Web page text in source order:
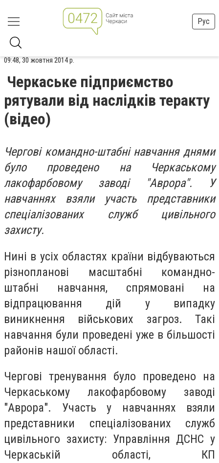
Рус
09:48, 30 жовтня 2014 р.
Черкаське підприємство
рятували від наслідків теракту
(відео)
Чергові командно-штабні навчання днями
було проведено на Черкаському
лакофарбовому заводі "Аврора". У
навчаннях взяли участь представники
спеціалізованих служб цивільного
захисту.
Нині в усіх областях країни відбуваються
різнопланові масштабні командно-
штабні навчання, спрямовані на
відпрацювання дій у випадку
виникнення військових загроз. Такі
навчання були проведені уже в більшості
районів нашої області.
Чергові тренування було проведено на
Черкаському лакофарбовому заводі
"Аврора". Участь у навчаннях взяли
представники спеціалізованих служб
цивільного захисту: Управління ДСНС у
Черкаській області, КП